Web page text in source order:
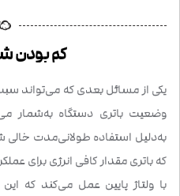
کم‌ بودن
یکی از مسائل بعدی که می‌تواند
وضعیت باتری دستگاه به‌شمار
به‌دلیل استفاده طولانی‌مدت
که باتری مقدار کافی انرژی برای
با ولتاژ پایین عمل می‌کند که